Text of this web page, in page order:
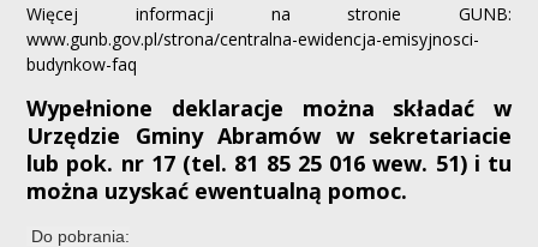
Więcej informacji na stronie GUNB:
www.gunb.gov.pl/strona/centralna-ewidencja-emisyjnosci-
budynkow-faq
Wypełnione deklaracje można składać w
Urzędzie Gminy Abramów w sekretariacie
lub pok. nr 17 (tel. 81 85 25 016 wew. 51) i tu
można uzyskać ewentualną pomoc.
Do pobrania: